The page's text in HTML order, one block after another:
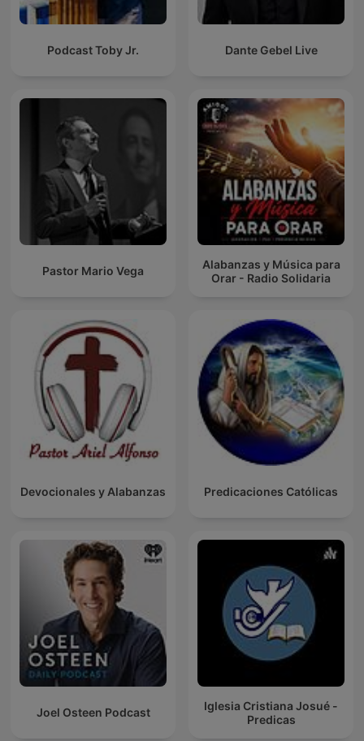
Podcast Toby Jr. Dante Gebel Live
Pastor Mario Vega
Alabanzas y Música para
Orar - Radio Solidaria
Devocionales y Alabanzas Predicaciones Católicas
Joel Osteen Podcast
Iglesia Cristiana Josué -
Predicas